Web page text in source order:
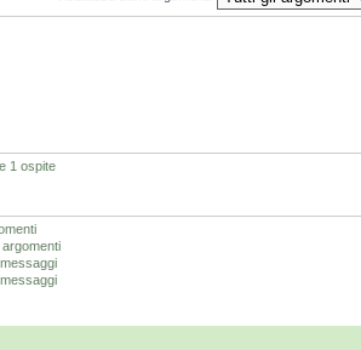
1 ospite